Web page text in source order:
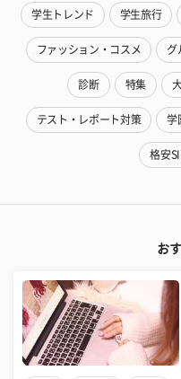
学生トレンド 学生旅行
ファッション・コスメ グ
診断 特集
テスト・レポート対策 学
格安
お